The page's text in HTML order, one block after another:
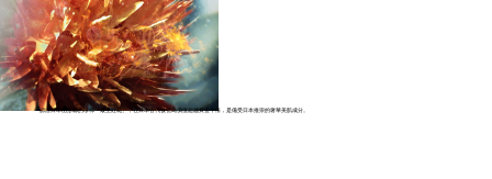
源自日本山形縣的珍稀「最上紅花」，在日本古代被視為價值超越黃金十倍，是備受日本推崇的奢華美肌成分。